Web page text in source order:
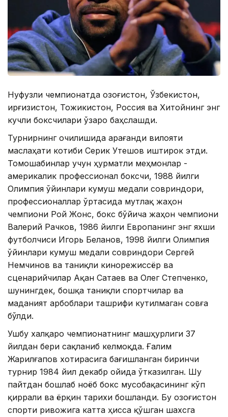
Нуфузли чемпионатда Қозоғистон, Ўзбекистон,
Қирғизистон, Тожикистон, Россия ва Хитойнинг энг
кучли боксчилари ўзаро баҳслашди.
Турнирнинг очилишида Қарағанди вилояти
маслаҳати котиби Серик Утешов иштирок этди.
Томошабинлар учун ҳурматли меҳмонлар -
америкалик профессионал боксчи, 1988 йилги
Олимпия ўйинлари кумуш медали совриндори,
профессионаллар ўртасида мутлақ жаҳон
чемпиони Рой Жонс, бокс бўйича жаҳон чемпиони
Валерий Рачков, 1986 йилги Европанинг энг яхши
футболчиси Игорь Беланов, 1998 йилги Олимпия
ўйинлари кумуш медали совриндори Сергей
Немчинов ва таниқли кинорежиссёр ва
сценарийчилар Ақан Сатаев ва Олег Степченко,
шунингдек, бошқа таниқли спортчилар ва
маданият арбоблари ташрифи кутилмаган совға
бўлди.
Ушбу халқаро чемпионатнинг машҳурлиги 37
йилдан бери сақланиб келмоқда. Ғалим
Жарилғапов хотирасига бағишланган биринчи
турнир 1984 йил декабр ойида ўтказилган. Шу
пайтдан бошлаб ноёб бокс мусобақасининг кўп
қиррали ва ёрқин тарихи бошланди. Бу Қозоғистон
спорти ривожига катта ҳисса қўшган шахсга